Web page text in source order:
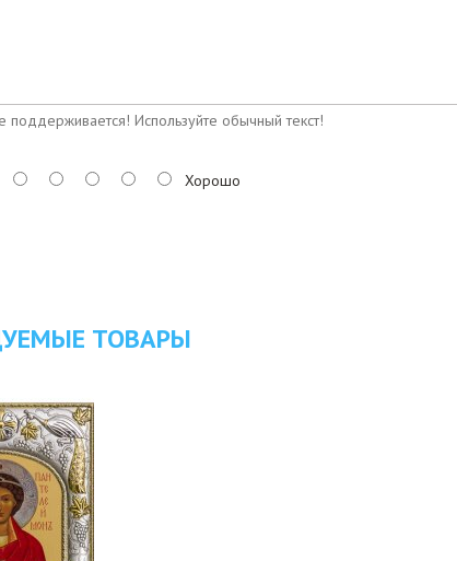
поддерживается! Используйте обычный текст!
Хорошо
ТОВАРЫ